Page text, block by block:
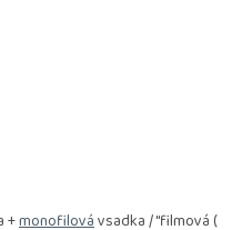
+monofilovávsadka / "filmová (